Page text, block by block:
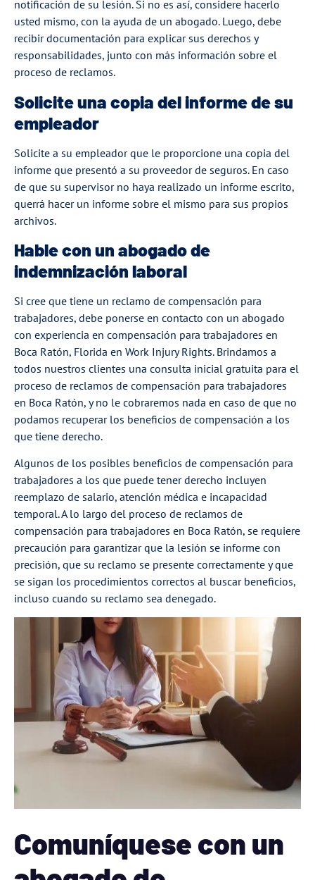
notificación de su lesión. Si no es así, considere hacerlo
usted mismo, con la ayuda de un abogado. Luego, debe
recibir documentación para explicar sus derechos y
responsabilidades, junto con más información sobre el
proceso de reclamos.
Solicite una copia del informe de su
empleador
Solicite a su empleador que le proporcione una copia del
informe que presentó a su proveedor de seguros. En caso
de que su supervisor no haya realizado un informe escrito,
querrá hacer un informe sobre el mismo para sus propios
archivos.
Hable con un abogado de
indemnización laboral
Si cree que tiene un reclamo de compensación para
trabajadores, debe ponerse en contacto con un abogado
con experiencia en compensación para trabajadores en
Boca Ratón, Florida en Work Injury Rights. Brindamos a
todos nuestros clientes una consulta inicial gratuita para el
proceso de reclamos de compensación para trabajadores
en Boca Ratón, y no le cobraremos nada en caso de que no
podamos recuperar los beneficios de compensación a los
que tiene derecho.
Algunos de los posibles beneficios de compensación para
trabajadores a los que puede tener derecho incluyen
reemplazo de salario, atención médica e incapacidad
temporal. A lo largo del proceso de reclamos de
compensación para trabajadores en Boca Ratón, se requiere
precaución para garantizar que la lesión se informe con
precisión, que su reclamo se presente correctamente y que
se sigan los procedimientos correctos al buscar beneficios,
incluso cuando su reclamo sea denegado.
Comuníquese con un